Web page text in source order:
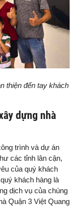
thiện đến tay khách
dựng nhà
trình và dự án
các tỉnh lân cận,
của quý khách
khách hàng là
dịch vụ của chúng
Quận 3 Việt Quang